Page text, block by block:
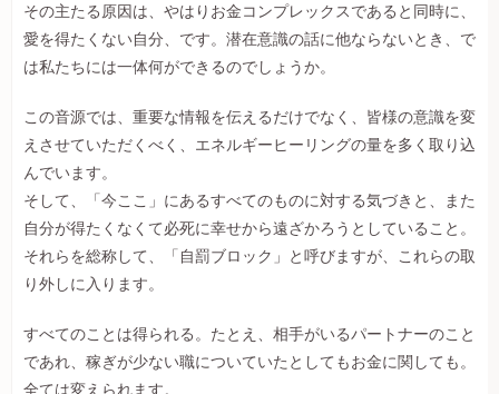
その主たる原因は、やはりお金コンプレックスであると同時に、
愛を得たくない自分、です。潜在意識の話に他ならないとき、で
は私たちには一体何ができるのでしょうか。
この音源では、重要な情報を伝えるだけでなく、皆様の意識を変
えさせていただくべく、エネルギーヒーリングの量を多く取り込
んでいます。
そして、「今ここ」にあるすべてのものに対する気づきと、また
自分が得たくなくて必死に幸せから遠ざかろうとしていること。
それらを総称して、「自罰ブロック」と呼びますが、これらの取
り外しに入ります。
すべてのことは得られる。たとえ、相手がいるパートナーのこと
であれ、稼ぎが少ない職についていたとしてもお金に関しても。
全ては変えられます。